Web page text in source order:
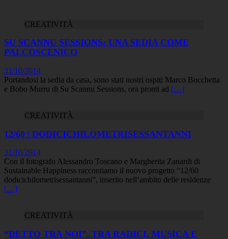
CREATIVITÀ
SU SCANNU SESSIONS: UNA SEDIA COME
PALCOSCENICO
31/10/2014
Portandosi la sedia da casa, sono stati nostri ospiti Marco Bocchetta
e Bobo Murru di Su Scannu Sessions, ora pronti ad […]
CREATIVITÀ
12/60 | DODICICHILOMETRISESSANTANNI
31/10/2014
Con il fotografo Alessandro Toscano e Margherita Zanardi di
Sustainable Happiness raccontiamo il nuovo progetto “12/60
dodicichilometrisessantanni”, inserito nell’ambito delle residenze
[…]
CREATIVITÀ
“DETTO TRA NOI”. TRA RADICI, MUSICA E